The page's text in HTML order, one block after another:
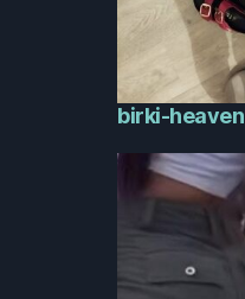
birki-heaven